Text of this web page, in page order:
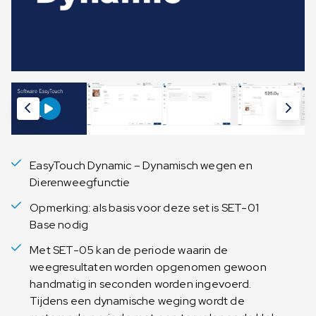
EasyTouch Dynamic – Dynamisch wegen en
Dierenweegfunctie
Opmerking: als basis voor deze set is SET-01
Base nodig
Met SET-05 kan de periode waarin de
weegresultaten worden opgenomen gewoon
handmatig in seconden worden ingevoerd.
Tijdens een dynamische weging wordt de